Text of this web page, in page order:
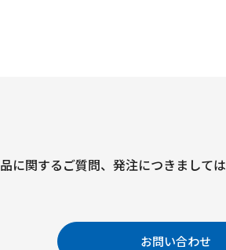
に関するご質問、 発注につきましては
お問い合わせ